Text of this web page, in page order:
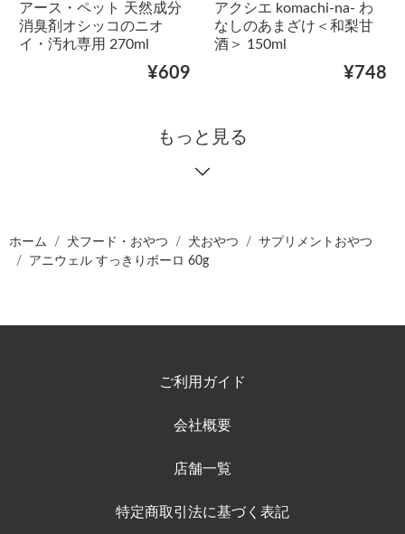
アース・ペット 天然成分
消臭剤オシッコのニオ
イ・汚れ専用 270ml
¥609
アクシエ komachi-na- わ
なしのあまざけ＜和梨甘
酒＞ 150ml
¥748
もっと見る
ホーム 犬フード・おやつ 犬おやつ
サプリメントおやつ
アニウェル すっきりボーロ 60g
ご利用ガイド
会社概要
店舗一覧
特定商取引法に基づく表記